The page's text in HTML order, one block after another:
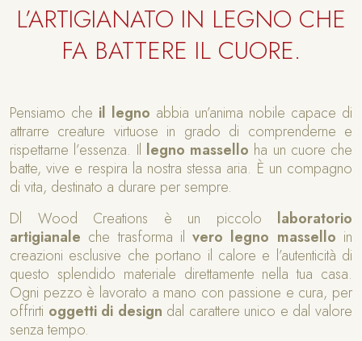
L’ARTIGIANATO IN LEGNO CHE
FA BATTERE IL CUORE.
Pensiamo che il legno abbia un’anima nobile capace di
attrarre creature virtuose in grado di comprenderne e
rispettarne l’essenza. Il legno massello ha un cuore che
batte, vive e respira la nostra stessa aria. È un compagno
di vita, destinato a durare per sempre.
Dl Wood Creations è un piccolo laboratorio
artigianale che trasforma ilvero legno massello in
creazioni esclusive che portano il calore e l’autenticità di
questo splendido materiale direttamente nella tua casa.
Ogni pezzo è lavorato a mano con passione e cura, per
offrirti oggetti di design dal carattere unico e dal valore
senza tempo.